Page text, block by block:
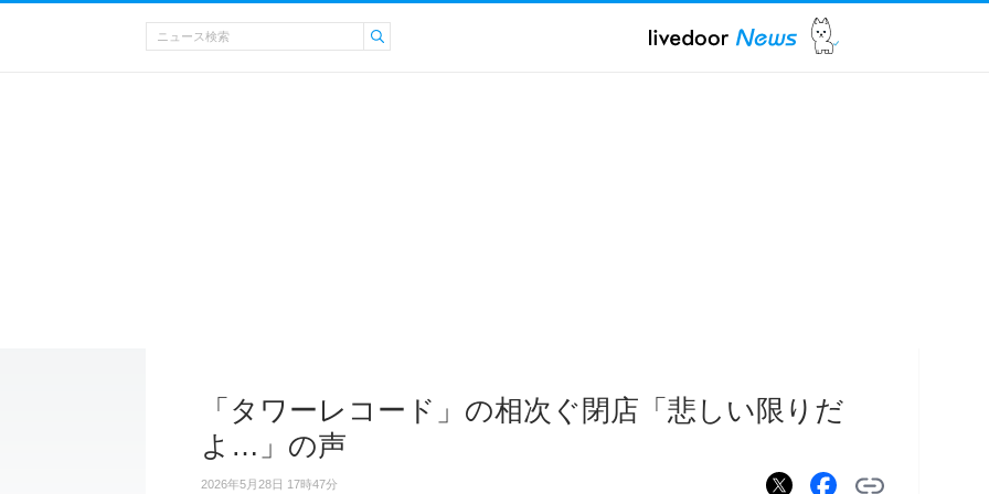
「タワーレコード」の相次ぐ閉店「悲しい限りだ
よ…」の声
2026年5月28日 17時47分